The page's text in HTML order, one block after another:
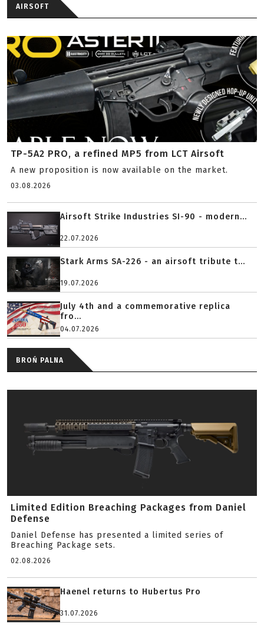
AIRSOFT
TP-5A2 PRO, a refined MP5 from LCT Airsoft
A new proposition is now available on the market.
03.08.2026
Airsoft Strike Industries SI-90 - modern...
22.07.2026
Stark Arms SA-226 - an airsoft tribute t...
19.07.2026
July 4th and a commemorative replica
fro...
04.07.2026
BROŃ PALNA
Limited Edition Breaching Packages from Daniel
Defense
Daniel Defense has presented a limited series of
Breaching Package sets.
02.08.2026
Haenel returns to Hubertus Pro
31.07.2026